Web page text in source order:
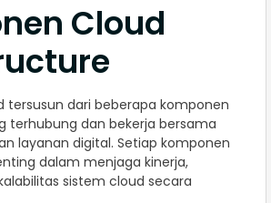
Cloud
tersusun dari beberapa komponen
terhubung dan bekerja bersama
layanan digital. Setiap komponen
dalam menjaga kinerja,
sistem cloud secara